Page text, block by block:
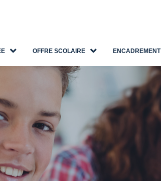
OFFRE SCOLAIRE ENCADREMENT